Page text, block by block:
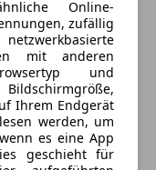
Online-
zufällig
mit anderen
und
Ihrem Endgerät
werden, um
es eine App
geschieht für